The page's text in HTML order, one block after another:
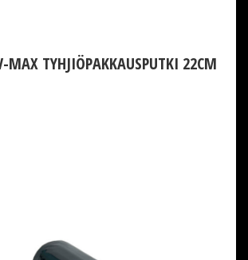
MAX TYHJIÖPAKKAUSPUTKI 22CM